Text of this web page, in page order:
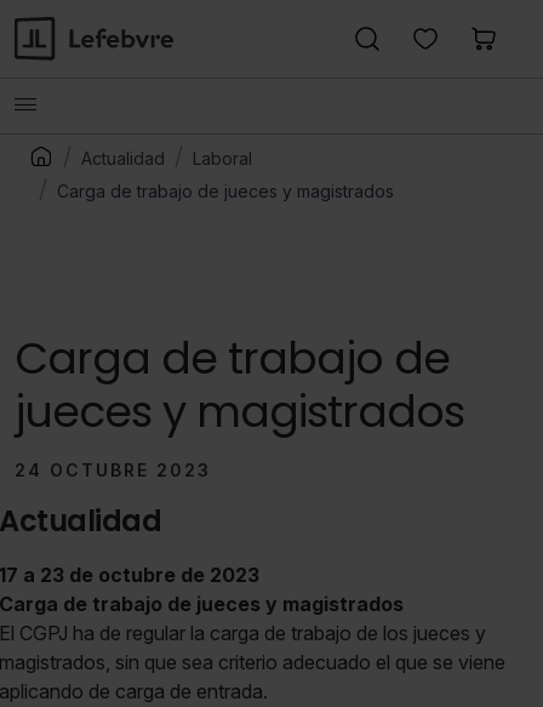
Actualidad
Laboral
Carga de trabajo de jueces y magistrados
Carga de trabajo de
jueces y magistrados
24 OCTUBRE 2023
Actualidad
17 a 23 de octubre de 2023
Carga de trabajo de jueces y magistrados
El CGPJ ha de regular la carga de trabajo de los jueces y
magistrados, sin que sea criterio adecuado el que se viene
aplicando de carga de entrada.